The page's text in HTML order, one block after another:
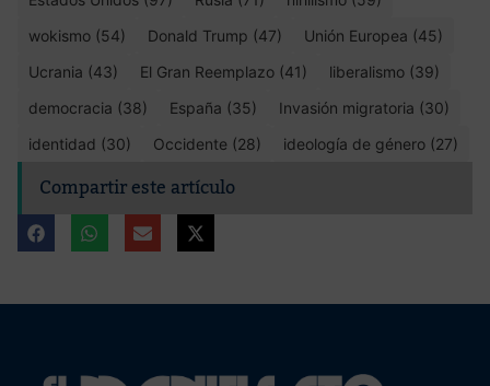
wokismo (54)
Donald Trump (47)
Unión Europea (45)
Ucrania (43)
El Gran Reemplazo (41)
liberalismo (39)
democracia (38)
España (35)
Invasión migratoria (30)
identidad (30)
Occidente (28) ideología de género (27)
Compartir este artículo